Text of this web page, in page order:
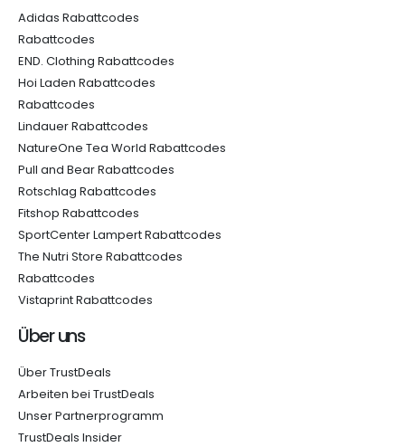
Adidas Rabattcodes
Rabattcodes
END. Clothing Rabattcodes
Hoi Laden Rabattcodes
Rabattcodes
Lindauer Rabattcodes
NatureOne Tea World Rabattcodes
Pull and Bear Rabattcodes
Rotschlag Rabattcodes
Fitshop Rabattcodes
SportCenter Lampert Rabattcodes
The Nutri Store Rabattcodes
Rabattcodes
Vistaprint Rabattcodes
Über uns
Über TrustDeals
Arbeiten bei TrustDeals
Unser Partnerprogramm
TrustDeals Insider